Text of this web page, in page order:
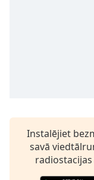
modal
window.
Beginning
Instalējiet
savā